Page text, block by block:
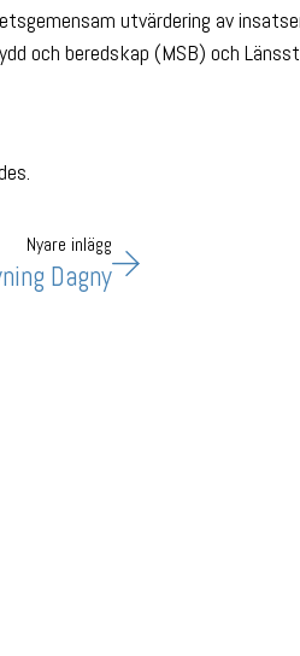
utvärdering av
och beredskap (MSB) och
Dagny
Nyare inlägg